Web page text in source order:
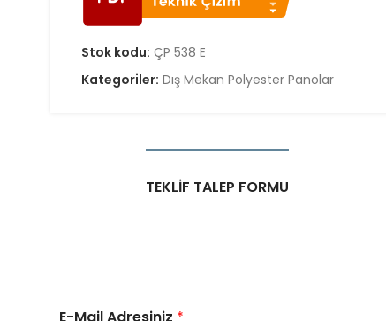
Stok kodu: ÇP 538 E
Kategoriler: Dış Mekan Polyester Panolar
TEKLIF TALEP FORMU